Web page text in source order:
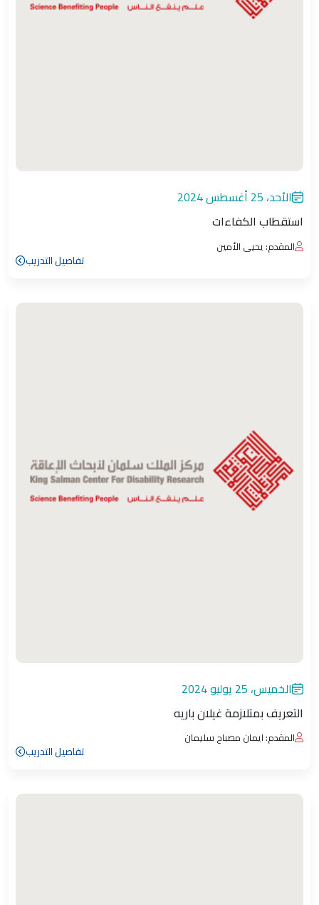
الأحد، 25 أغسطس 2024
استقطاب الكفاءات
المقدم: يحيى الأمين
تفاصيل التدريب
الخميس، 25 يوليو 2024
التعريف بمتلازمة غيلان باريه
المقدم: ايمان مصباح سليمان
تفاصيل التدريب